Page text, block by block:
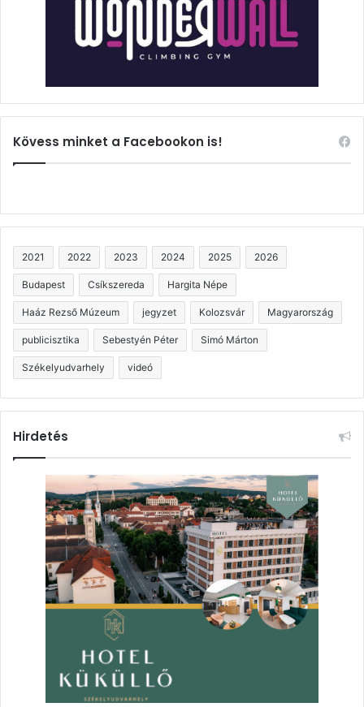
Kövess minket a Facebookon is!
2021 2022 2023 2024 2025 2026
Budapest Csíkszereda Hargita Népe
Haáz Rezső Múzeum jegyzet Kolozsvár Magyarország
publicisztika Sebestyén Péter Simó Márton
Székelyudvarhely videó
Hirdetés